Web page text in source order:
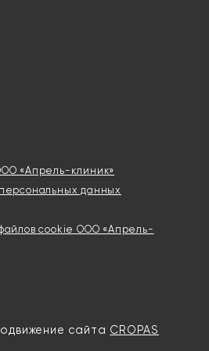
«Апрель-клиник»
данных
cookie ООО «Апрель-
сайта CROPAS